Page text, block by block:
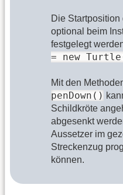
Die Startposition
optional beim
festgelegt
= new
Mit den
penDown()
Schildkröte
abgesenkt
Aussetzer im
Streckenzug
können.